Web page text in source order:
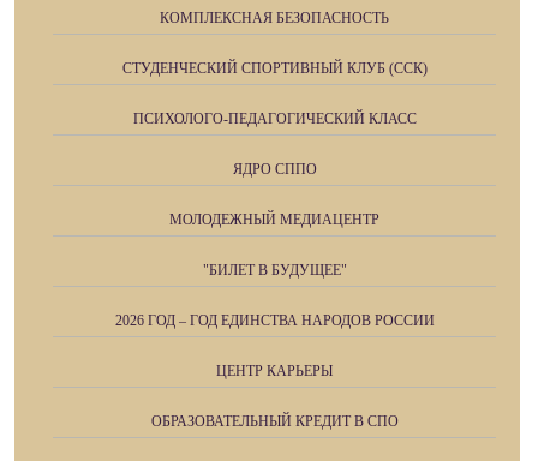
КОМПЛЕКСНАЯ БЕЗОПАСНОСТЬ
СТУДЕНЧЕСКИЙ СПОРТИВНЫЙ КЛУБ (ССК)
ПСИХОЛОГО-ПЕДАГОГИЧЕСКИЙ КЛАСС
ЯДРО СППО
МОЛОДЕЖНЫЙ МЕДИАЦЕНТР
"БИЛЕТ В БУДУЩЕЕ"
2026 ГОД – ГОД ЕДИНСТВА НАРОДОВ РОССИИ
ЦЕНТР КАРЬЕРЫ
ОБРАЗОВАТЕЛЬНЫЙ КРЕДИТ В СПО